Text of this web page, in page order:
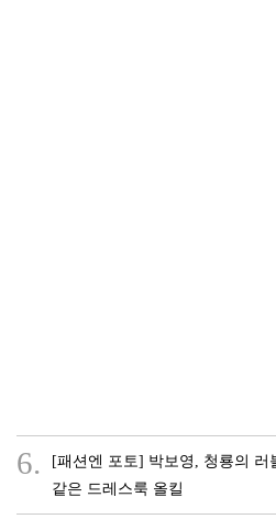
6.
[패션엔 포토] 박보영, 청룡의
같은 드레스룩 올킬